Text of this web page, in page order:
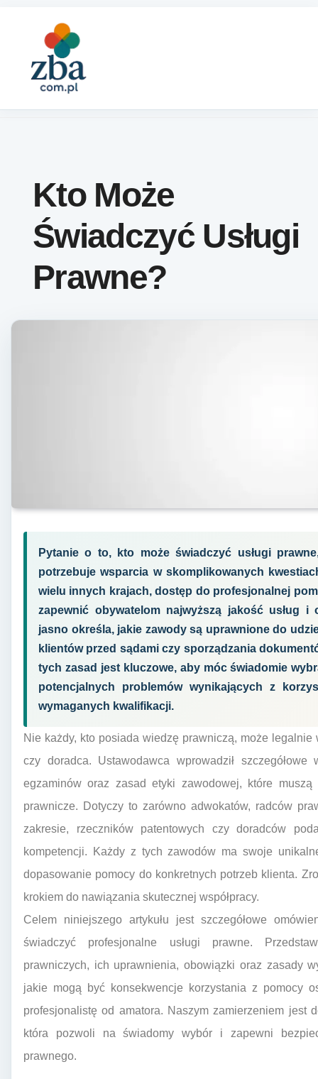
Kto Może
Świadczyć Usługi
Prawne?
Pytanie o to, kto może świadczyć usługi
potrzebuje wsparcia w skomplikowanych
wielu innych krajach, dostęp do profesjonalnej
zapewnić obywatelom najwyższą jakość usług i
jasno określa, jakie zawody są uprawnione do
klientów przed sądami czy sporządzania
tych zasad jest kluczowe, aby móc świadomie
potencjalnych problemów wynikających z
wymaganych kwalifikacji.
Nie każdy, kto posiada wiedzę prawniczą, może
czy doradca. Ustawodawca wprowadził szczegółowe
egzaminów oraz zasad etyki zawodowej, które
prawnicze. Dotyczy to zarówno adwokatów, radców
zakresie, rzeczników patentowych czy doradców
kompetencji. Każdy z tych zawodów ma swoje
dopasowanie pomocy do konkretnych potrzeb klienta.
krokiem do nawiązania skutecznej współpracy.
Celem niniejszego artykułu jest szczegółowe
świadczyć profesjonalne usługi prawne.
prawniczych, ich uprawnienia, obowiązki oraz zasady
jakie mogą być konsekwencje korzystania z pomocy
profesjonalistę od amatora. Naszym zamierzeniem jest
która pozwoli na świadomy wybór i zapewni
prawnego.